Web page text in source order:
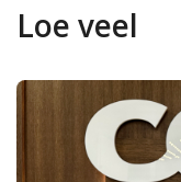
Loe veel